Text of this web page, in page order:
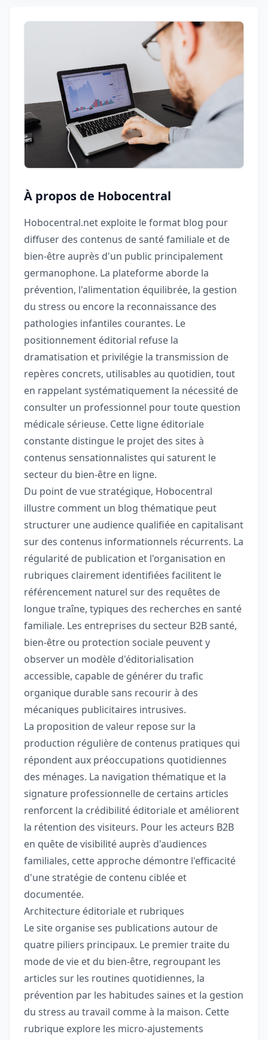
À propos de Hobocentral
Hobocentral.net exploite le format blog pour
diffuser des contenus de santé familiale et de
bien-être auprès d'un public principalement
germanophone. La plateforme aborde la
prévention, l'alimentation équilibrée, la gestion
du stress ou encore la reconnaissance des
pathologies infantiles courantes. Le
positionnement éditorial refuse la
dramatisation et privilégie la transmission de
repères concrets, utilisables au quotidien, tout
en rappelant systématiquement la nécessité de
consulter un professionnel pour toute question
médicale sérieuse. Cette ligne éditoriale
constante distingue le projet des sites à
contenus sensationnalistes qui saturent le
secteur du bien-être en ligne.
Du point de vue stratégique, Hobocentral
illustre comment un blog thématique peut
structurer une audience qualifiée en capitalisant
sur des contenus informationnels récurrents. La
régularité de publication et l'organisation en
rubriques clairement identifiées facilitent le
référencement naturel sur des requêtes de
longue traîne, typiques des recherches en santé
familiale. Les entreprises du secteur B2B santé,
bien-être ou protection sociale peuvent y
observer un modèle d'éditorialisation
accessible, capable de générer du trafic
organique durable sans recourir à des
mécaniques publicitaires intrusives.
La proposition de valeur repose sur la
production régulière de contenus pratiques qui
répondent aux préoccupations quotidiennes
des ménages. La navigation thématique et la
signature professionnelle de certains articles
renforcent la crédibilité éditoriale et améliorent
la rétention des visiteurs. Pour les acteurs B2B
en quête de visibilité auprès d'audiences
familiales, cette approche démontre l'efficacité
d'une stratégie de contenu ciblée et
documentée.
Architecture éditoriale et rubriques
Le site organise ses publications autour de
quatre piliers principaux. Le premier traite du
mode de vie et du bien-être, regroupant les
articles sur les routines quotidiennes, la
prévention par les habitudes saines et la gestion
du stress au travail comme à la maison. Cette
rubrique explore les micro-ajustements